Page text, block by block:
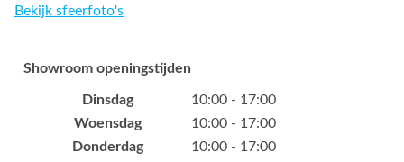
Bekijk sfeerfoto's
Showroom openingstijden
Dinsdag
10:00 - 17:00
Woensdag
10:00 - 17:00
Donderdag
10:00 - 17:00